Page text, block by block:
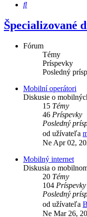
Hľadať
Špecializované
Fórum
Témy
Príspevky
Posledný
Mobilní operátori
Diskusie o
15 Témy
46 Príspevky
Posledný
od užívateľa
Ne Apr 02,
Mobilný internet
Diskusia o
20 Témy
104 Príspevky
Posledný
od užívateľa
Ne Mar 26,